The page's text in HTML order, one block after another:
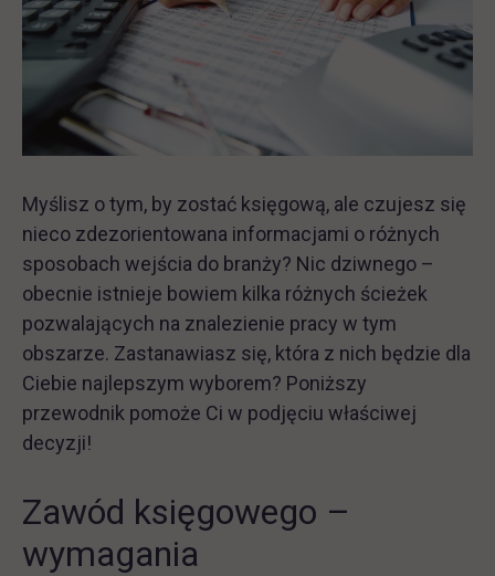
Myślisz o tym, by zostać księgową, ale czujesz się
nieco zdezorientowana informacjami o różnych
sposobach wejścia do branży? Nic dziwnego –
obecnie istnieje bowiem kilka różnych ścieżek
pozwalających na znalezienie pracy w tym
obszarze. Zastanawiasz się, która z nich będzie dla
Ciebie najlepszym wyborem? Poniższy
przewodnik pomoże Ci w podjęciu właściwej
decyzji!
Zawód księgowego –
wymagania